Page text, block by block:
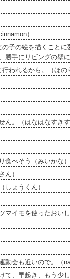
）
子の絵を描くこと
手にリビングの壁
われるから。（ほの
。（はなはなすきす
食べそう（みいかな）
ん）
しょうくん）
イモを使ったおい
会も近いので。（
、早起き、もう少